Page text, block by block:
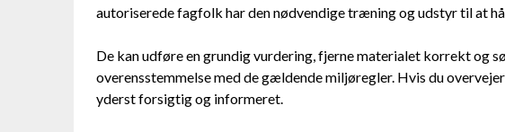
autoriserede fagfolk har den nødvendige træning og udstyr til at
De kan udføre en grundig vurdering, fjerne materialet korrekt og
overensstemmelse med de gældende miljøregler. Hvis du
yderst forsigtig og informeret.